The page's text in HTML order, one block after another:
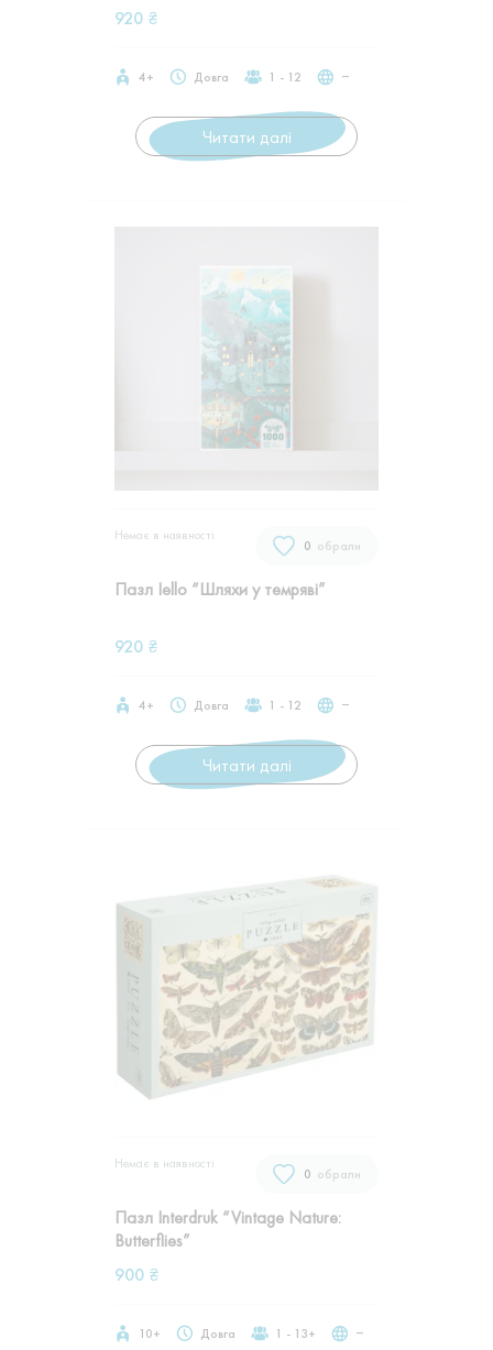
920 ₴
4+ Довга 1 - 12 ‒
Читати далі
обрали
0
Немає в наявностi
Пазл Iello “Шляхи у темряві”
920 ₴
4+ Довга 1 - 12 ‒
Читати далі
обрали
0
Немає в наявностi
Пазл Interdruk “Vintage Nature:
Butterflies”
900 ₴
10+ Довга 1 - 13+ ‒